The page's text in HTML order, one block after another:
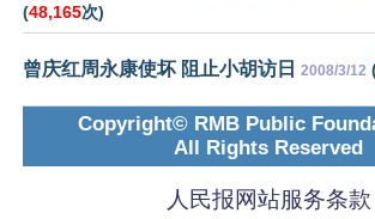
(48,165次)
曾庆红周永康使坏 阻止小胡访日 2008/3/12
Copyright© RMB Public
All Rights Reserved
人民报网站服务条款